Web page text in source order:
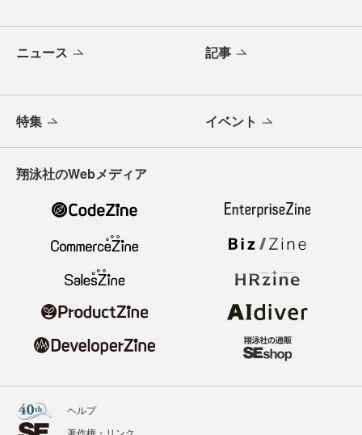
ニュース 記事
特集 イベント
翔泳社のWebメディア
ヘルプ
著作権・リンク